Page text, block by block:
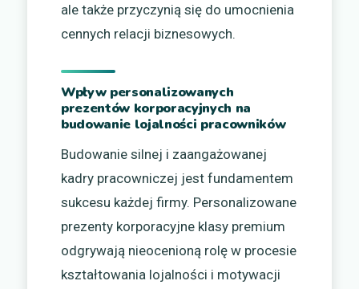
ale także przyczynią się do umocnienia
cennych relacji biznesowych.
Wpływ personalizowanych
prezentów korporacyjnych na
budowanie lojalności pracowników
Budowanie silnej i zaangażowanej
kadry pracowniczej jest fundamentem
sukcesu każdej firmy. Personalizowane
prezenty korporacyjne klasy premium
odgrywają nieocenioną rolę w procesie
kształtowania lojalności i motywacji